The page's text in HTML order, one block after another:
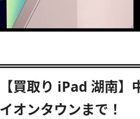
【買取り iPad 湖南
イオンタウンまで！